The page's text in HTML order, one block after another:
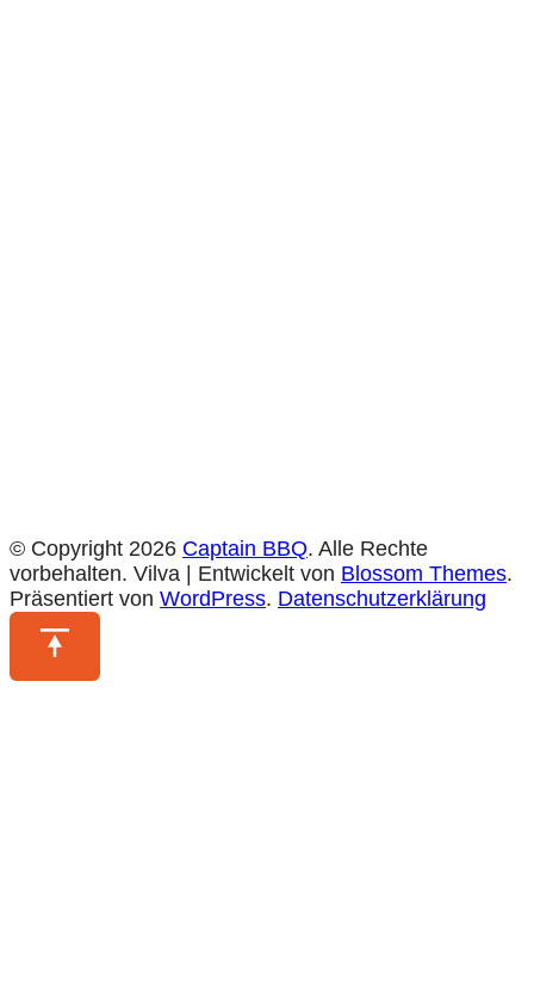
© Copyright 2026 Captain BBQ. Alle Rechte
vorbehalten. Vilva | Entwickelt von Blossom Themes.
Präsentiert von WordPress. Datenschutzerklärung